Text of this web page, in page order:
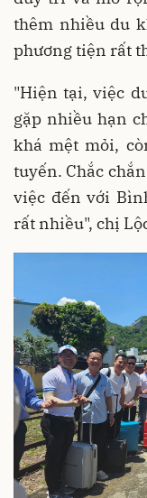
thêm nhiều du
phương tiện rất
"Hiện tại, việc
gặp nhiều hạn
khá mệt mỏi,
tuyến. Chắc
việc đến với
rất nhiều", chị